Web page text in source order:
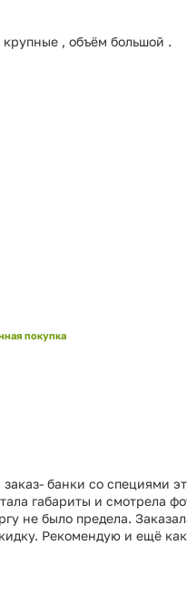
, объём большой .
покупка
заказ- банки со специями
габариты и смотрела
не было предела.
Рекомендую и ещё